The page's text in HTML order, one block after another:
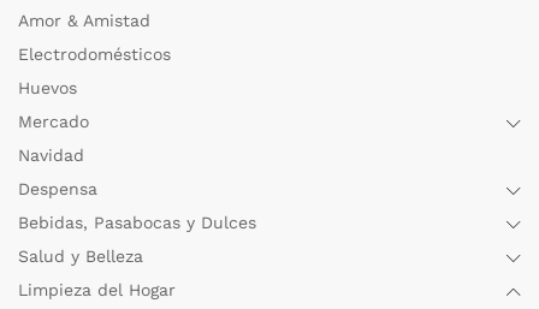
Amor & Amistad
Electrodomésticos
Huevos
Mercado
Navidad
Despensa
Bebidas, Pasabocas y Dulces
Salud y Belleza
Limpieza del Hogar